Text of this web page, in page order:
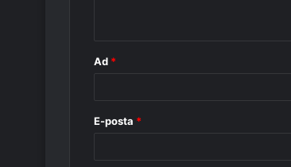
Ad *
E-posta *